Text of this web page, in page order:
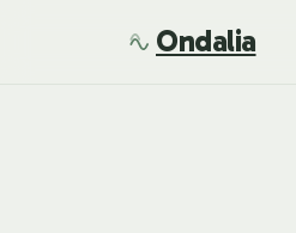
Ondalia